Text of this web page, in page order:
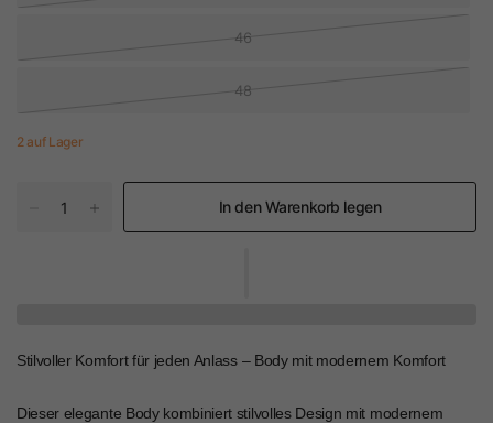
46
48
2 auf Lager
In den Warenkorb legen
Stilvoller Komfort für jeden Anlass – Body mit modernem Komfort
Dieser elegante Body kombiniert stilvolles Design mit modernem